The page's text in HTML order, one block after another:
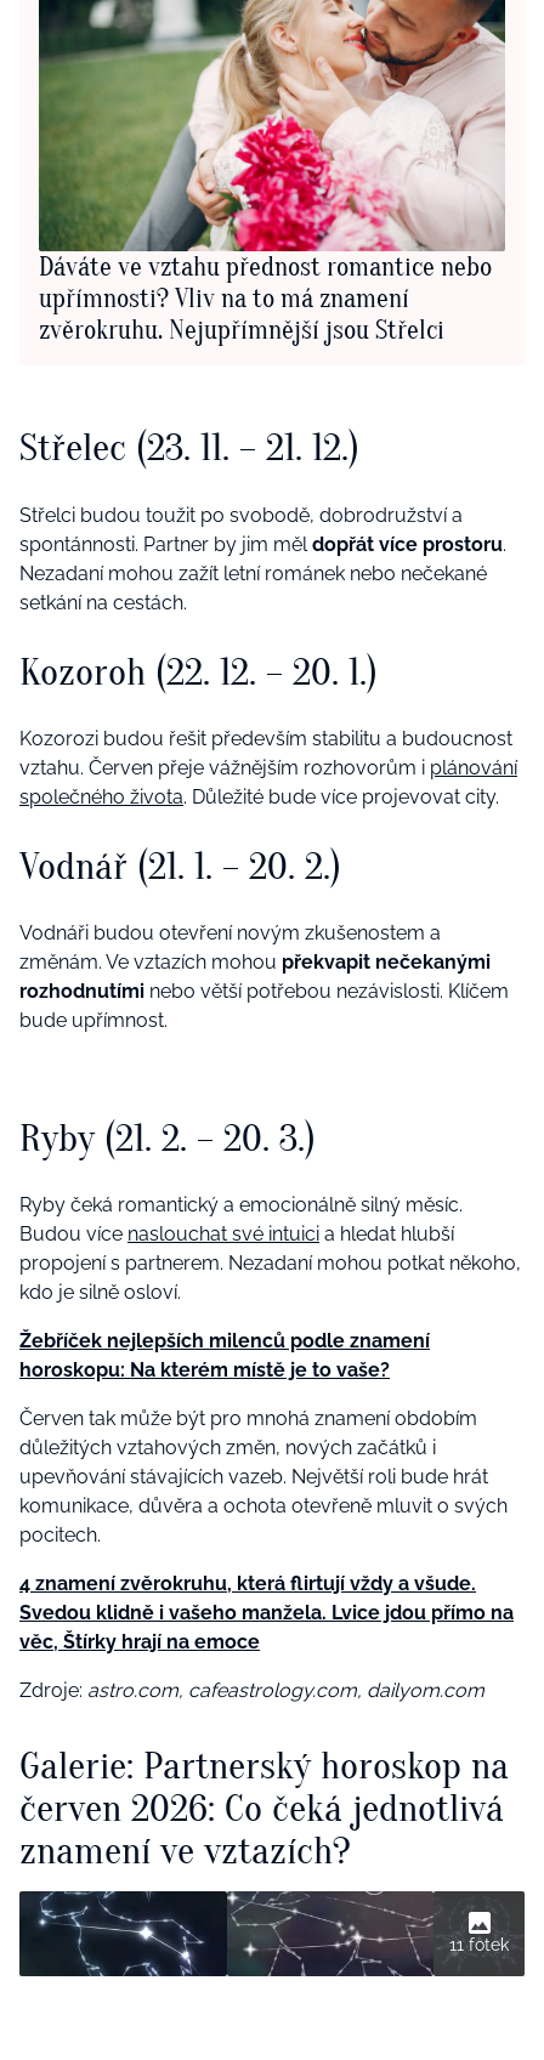
Dáváte ve vztahu přednost romantice nebo
upřímnosti? Vliv na to má znamení
zvěrokruhu. Nejupřímnější jsou Střelci
Střelec (23. 11. – 21. 12.)
Střelci budou toužit po svobodě, dobrodružství a
spontánnosti. Partner by jim měldopřát více prostoru.
Nezadaní mohou zažít letní románek nebo nečekané
setkání na cestách.
Kozoroh (22. 12. – 20. 1.)
Kozorozi budou řešit především stabilitu a budoucnost
vztahu. Červen přeje vážnějším rozhovorům i plánování
společného života. Důležité bude více projevovat city.
Vodnář (21. 1. – 20. 2.)
Vodnáři budou otevření novým zkušenostem a
změnám. Ve vztazích mohou překvapit nečekanými
rozhodnutími nebo větší potřebou nezávislosti. Klíčem
bude upřímnost.
Ryby (21. 2. – 20. 3.)
Ryby čeká romantický a emocionálně silný měsíc.
Budou více naslouchat své intuici a hledat hlubší
propojení s partnerem. Nezadaní mohou potkat někoho,
kdo je silně osloví.
Žebříček nejlepších milenců podle znamení
horoskopu: Na kterém místě je to vaše?
Červen tak může být pro mnohá znamení obdobím
důležitých vztahových změn, nových začátků i
upevňování stávajících vazeb. Největší roli bude hrát
komunikace, důvěra a ochota otevřeně mluvit o svých
pocitech.
4 znamení zvěrokruhu, která flirtují vždy a všude.
Svedou klidně i vašeho manžela. Lvice jdou přímo na
věc, Štírky hrají na emoce
Zdroje: astro.com, cafeastrology.com, dailyom.com
Galerie: Partnerský horoskop na
červen 2026: Co čeká jednotlivá
znamení ve vztazích?
11 fotek